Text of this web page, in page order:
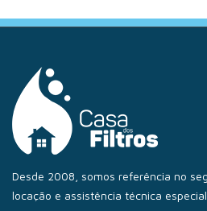
Desde 2008, somos referência no
locação e assistência técnica